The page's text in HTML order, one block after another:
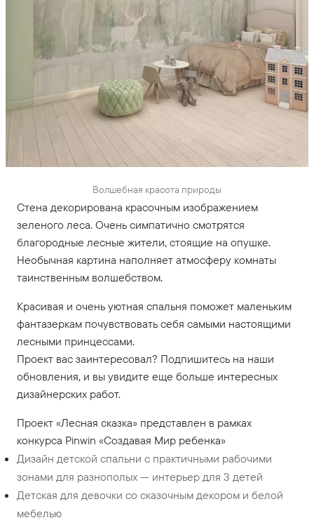
Волшебная красота природы
Стена декорирована красочным изображением
зеленого леса. Очень симпатично смотрятся
благородные лесные жители, стоящие на опушке.
Необычная картина наполняет атмосферу комнаты
таинственным волшебством.
Красивая и очень уютная спальня поможет маленьким
фантазеркам почувствовать себя самыми настоящими
лесными принцессами.
Проект вас заинтересовал? Подпишитесь на наши
обновления, и вы увидите еще больше интересных
дизайнерских работ.
Проект «Лесная сказка» представлен в рамках
конкурса Pinwin «Создавая Мир ребенка»
Дизайн детской спальни с практичными рабочими
зонами для разнополых — интерьер для 3 детей
Детская для девочки со сказочным декором и белой
мебелью